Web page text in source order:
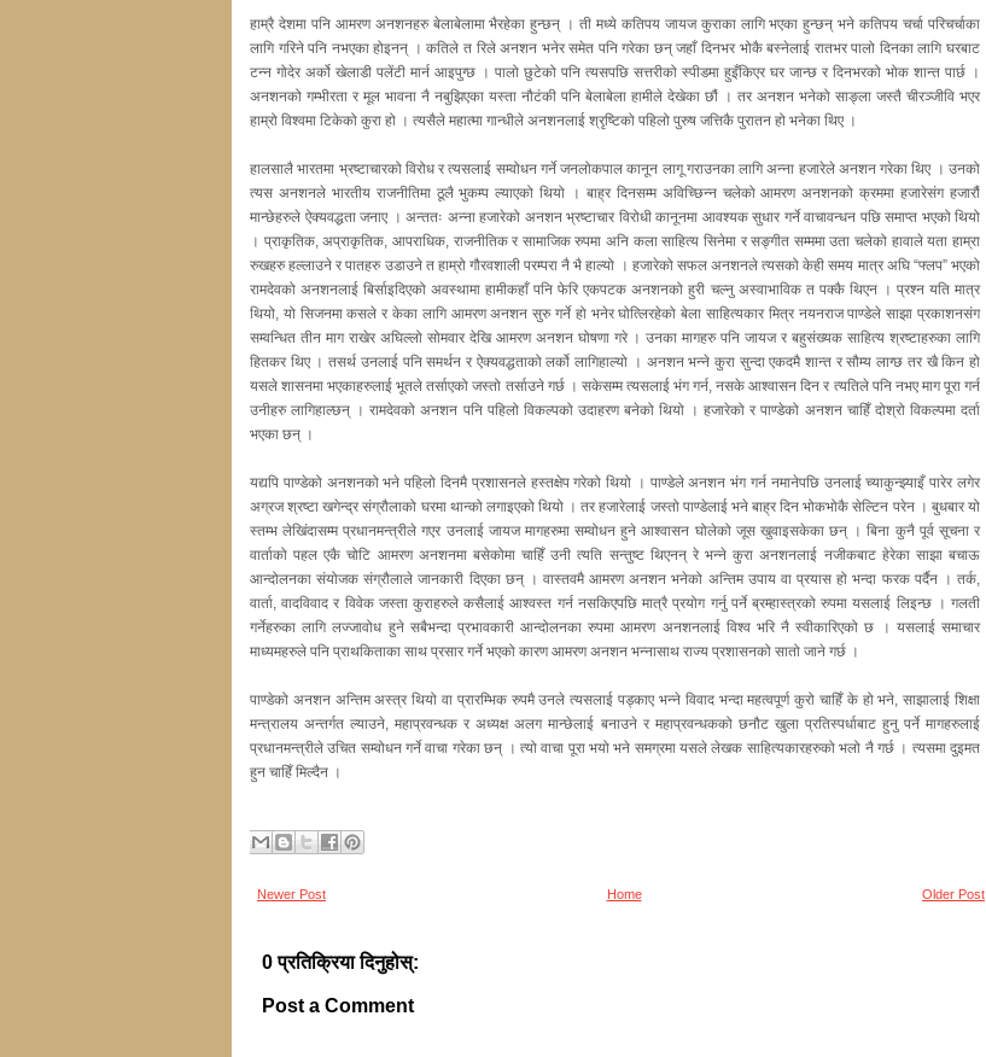
हाम्रै देशमा पनि आमरण अनशनहरु बेलाबेलामा भैरहेका हुन्छन् । ती मध्ये कतिपय जायज कुराका लागि भएका हुन्छन् भने कतिपय चर्चा परिचर्चाका
लागि गरिने पनि नभएका होइनन् । कतिले त रिले अनशन भनेर समेत पनि गरेका छन् जहाँ दिनभर भोकै बस्नेलाई रातभर पालो दिनका लागि घरबाट
टन्न गोदेर अर्को खेलाडी पलेंटी मार्न आइपुग्छ । पालो छुटेको पनि त्यसपछि सत्तरीको स्पीडमा हुइँकिएर घर जान्छ र दिनभरको भोक शान्त पार्छ ।
अनशनको गम्भीरता र मूल भावना नै नबुझिएका यस्ता नौटंकी पनि बेलाबेला हामीले देखेका छौं । तर अनशन भनेको साङ्ला जस्तै चीरञ्जीवि भएर
हाम्रो विश्वमा टिकेको कुरा हो । त्यसैले महात्मा गान्धीले अनशनलाई श्रृष्टिको पहिलो पुरुष जत्तिकै पुरातन हो भनेका थिए ।
हालसालै भारतमा भ्रष्टाचारको विरोध र त्यसलाई सम्वोधन गर्ने जनलोकपाल कानून लागू गराउनका लागि अन्ना हजारेले अनशन गरेका थिए । उनको
त्यस अनशनले भारतीय राजनीतिमा ठूलै भुकम्प ल्याएको थियो । बाह्र दिनसम्म अविच्छिन्न चलेको आमरण अनशनको क्रममा हजारेसंग हजारौं
मान्छेहरुले ऐक्यवद्धता जनाए । अन्ततः अन्ना हजारेको अनशन भ्रष्टाचार विरोधी कानूनमा आवश्यक सुधार गर्ने वाचावन्धन पछि समाप्त भएको थियो
। प्राकृतिक, अप्राकृतिक, आपराधिक, राजनीतिक र सामाजिक रुपमा अनि कला साहित्य सिनेमा र सङ्गीत सम्ममा उता चलेको हावाले यता हाम्रा
रुखहरु हल्लाउने र पातहरु उडाउने त हाम्रो गौरवशाली परम्परा नै भै हाल्यो । हजारेको सफल अनशनले त्यसको केही समय मात्र अघि “फ्लप” भएको
रामदेवको अनशनलाई बिर्साइदिएको अवस्थामा हामीकहाँ पनि फेरि एकपटक अनशनको हुरी चल्नु अस्वाभाविक त पक्कै थिएन । प्रश्न यति मात्र
थियो, यो सिजनमा कसले र केका लागि आमरण अनशन सुरु गर्ने हो भनेर घोत्लिरहेको बेला साहित्यकार मित्र नयनराज पाण्डेले साझा प्रकाशनसंग
सम्वन्धित तीन माग राखेर अघिल्लो सोमवार देखि आमरण अनशन घोषणा गरे । उनका मागहरु पनि जायज र बहुसंख्यक साहित्य श्रष्टाहरुका लागि
हितकर थिए । तसर्थ उनलाई पनि समर्थन र ऐक्यवद्धताको लर्को लागिहाल्यो । अनशन भन्ने कुरा सुन्दा एकदमै शान्त र सौम्य लाग्छ तर खै किन हो
यसले शासनमा भएकाहरुलाई भूतले तर्साएको जस्तो तर्साउने गर्छ । सकेसम्म त्यसलाई भंग गर्न, नसके आश्वासन दिन र त्यतिले पनि नभए माग पूरा गर्न
उनीहरु लागिहाल्छन् । रामदेवको अनशन पनि पहिलो विकल्पको उदाहरण बनेको थियो । हजारेको र पाण्डेको अनशन चाहिँ दोश्रो विकल्पमा दर्ता
भएका छन् ।
यद्यपि पाण्डेको अनशनको भने पहिलो दिनमै प्रशासनले हस्तक्षेप गरेको थियो । पाण्डेले अनशन भंग गर्न नमानेपछि उनलाई च्याकुन्झ्याइँ पारेर लगेर
अग्रज श्रष्टा खगेन्द्र संग्रौलाको घरमा थान्को लगाइएको थियो । तर हजारेलाई जस्तो पाण्डेलाई भने बाह्र दिन भोकभोकै सेल्टिन परेन । बुधबार यो
स्तम्भ लेखिंदासम्म प्रधानमन्त्रीले गएर उनलाई जायज मागहरुमा सम्वोधन हुने आश्वासन घोलेको जूस खुवाइसकेका छन् । बिना कुनै पूर्व सूचना र
वार्ताको पहल एकै चोटि आमरण अनशनमा बसेकोमा चाहिँ उनी त्यति सन्तुष्ट थिएनन् रे भन्ने कुरा अनशनलाई नजीकबाट हेरेका साझा बचाऊ
आन्दोलनका संयोजक संग्रौलाले जानकारी दिएका छन् । वास्तवमै आमरण अनशन भनेको अन्तिम उपाय वा प्रयास हो भन्दा फरक पर्दैन । तर्क,
वार्ता, वादविवाद र विवेक जस्ता कुराहरुले कसैलाई आश्वस्त गर्न नसकिएपछि मात्रै प्रयोग गर्नु पर्ने ब्रम्हास्त्रको रुपमा यसलाई लिइन्छ । गलती
गर्नेहरुका लागि लज्जावोध हुने सबैभन्दा प्रभावकारी आन्दोलनका रुपमा आमरण अनशनलाई विश्व भरि नै स्वीकारिएको छ । यसलाई समाचार
माध्यमहरुले पनि प्राथकिताका साथ प्रसार गर्ने भएको कारण आमरण अनशन भन्नासाथ राज्य प्रशासनको सातो जाने गर्छ ।
पाण्डेको अनशन अन्तिम अस्त्र थियो वा प्रारम्भिक रुपमै उनले त्यसलाई पड्काए भन्ने विवाद भन्दा महत्वपूर्ण कुरो चाहिँ के हो भने, साझालाई शिक्षा
मन्त्रालय अन्तर्गत ल्याउने, महाप्रवन्धक र अध्यक्ष अलग मान्छेलाई बनाउने र महाप्रवन्धकको छनौट खुला प्रतिस्पर्धाबाट हुनु पर्ने मागहरुलाई
प्रधानमन्त्रीले उचित सम्वोधन गर्ने वाचा गरेका छन् । त्यो वाचा पूरा भयो भने समग्रमा यसले लेखक साहित्यकारहरुको भलो नै गर्छ । त्यसमा दुइमत
हुन चाहिँ मिल्दैन ।
Newer Post Older Post
Home
0 प्रतिक्रिया दिनुहोस्:
Post a Comment